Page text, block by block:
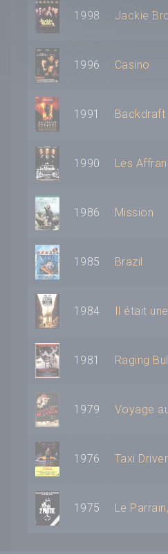
1998 Jackie
1996 Casino
1991 Backdraft
1990 Les
1986 Mission
1985 Brazil
1984 Il était
1981 Raging
1979 Voyage
1976 Taxi Driver
1975 Le